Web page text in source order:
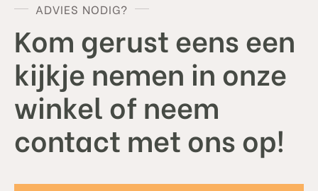
ADVIES NODIG?
Kom gerust eens een
kijkje nemen in onze
winkel of neem
contact met ons op!